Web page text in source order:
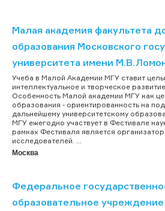
Малая академия факультета
образования Московского
университета имени
Учеба в Малой Академии МГУ ставит
интеллектуальное и творческое
Особенность Малой академии МГУ как
образования - ориентированность на
дальнейшему университетскому
МГУ ежегодно участвует в Фестивале
рамках Фестиваля является
исследователей. ...
Москва
Федеральное
образовательное